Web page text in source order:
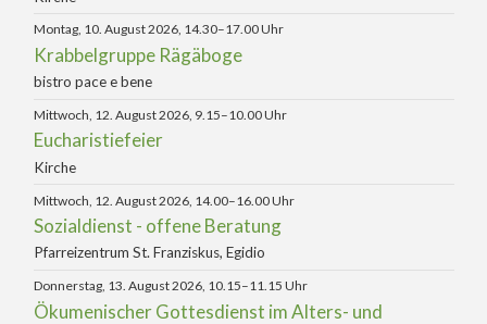
Montag, 10. August 2026, 14.30–17.00 Uhr
Krabbelgruppe Rägäboge
bistro pace e bene
Mittwoch, 12. August 2026, 9.15–10.00 Uhr
Eucharistiefeier
Kirche
Mittwoch, 12. August 2026, 14.00–16.00 Uhr
Sozialdienst - offene Beratung
Pfarreizentrum St. Franziskus, Egidio
Donnerstag, 13. August 2026, 10.15–11.15 Uhr
Ökumenischer Gottesdienst im Alters- und